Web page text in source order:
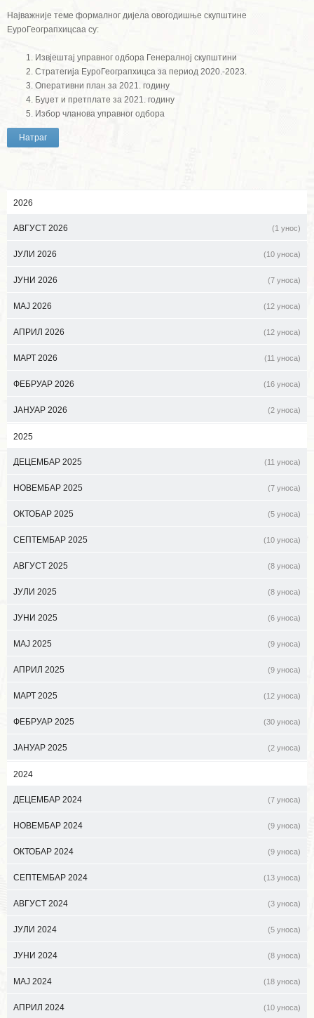
Најважније теме формалног дијела овогодишње скупштине
ЕуроГеограпхицсаа су:
Извјештај управног одбора Генералној скупштини
Стратегија ЕуроГеограпхицса за период 2020.-2023.
Оперативни план за 2021. годину
Буџет и претплате за 2021. годину
Избор чланова управног одбора
Натраг
2026
АВГУСТ 2026 (1 унос)
ЈУЛИ 2026 (10 уноса)
ЈУНИ 2026 (7 уноса)
МАЈ 2026 (12 уноса)
АПРИЛ 2026 (12 уноса)
МАРТ 2026 (11 уноса)
ФЕБРУАР 2026 (16 уноса)
ЈАНУАР 2026 (2 уноса)
2025
ДЕЦЕМБАР 2025 (11 уноса)
НОВЕМБАР 2025 (7 уноса)
ОКТОБАР 2025 (5 уноса)
СЕПТЕМБАР 2025 (10 уноса)
АВГУСТ 2025 (8 уноса)
ЈУЛИ 2025 (8 уноса)
ЈУНИ 2025 (6 уноса)
МАЈ 2025 (9 уноса)
АПРИЛ 2025 (9 уноса)
МАРТ 2025 (12 уноса)
ФЕБРУАР 2025 (30 уноса)
ЈАНУАР 2025 (2 уноса)
2024
ДЕЦЕМБАР 2024 (7 уноса)
НОВЕМБАР 2024 (9 уноса)
ОКТОБАР 2024 (9 уноса)
СЕПТЕМБАР 2024 (13 уноса)
АВГУСТ 2024 (3 уноса)
ЈУЛИ 2024 (5 уноса)
ЈУНИ 2024 (8 уноса)
МАЈ 2024 (18 уноса)
АПРИЛ 2024 (10 уноса)